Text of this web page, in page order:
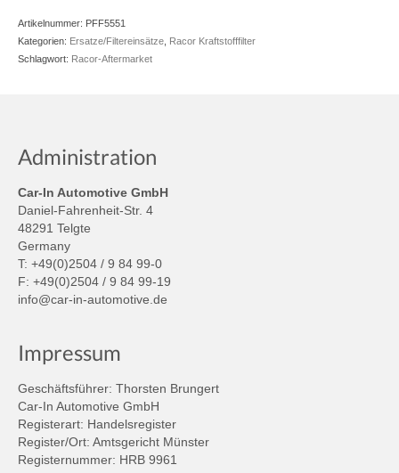
Artikelnummer: PFF5551
Kategorien: Ersatze/Filtereinsätze Racor Kraftstofffilter
Schlagwort: Racor-Aftermarket
Administration
Car-In Automotive GmbH
Daniel-Fahrenheit-Str. 4
48291 Telgte
Germany
T: +49(0)2504 / 9 84 99-0
F: +49(0)2504 / 9 84 99-19
info@car-in-automotive.de
Impressum
Geschäftsführer: Thorsten Brungert
Car-In Automotive GmbH
Registerart: Handelsregister
Register/Ort: Amtsgericht Münster
Registernummer: HRB 9961